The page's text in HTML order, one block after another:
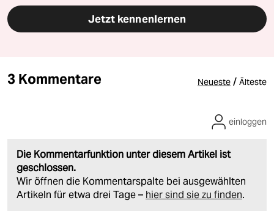
Jetzt kennenlernen
3 Kommentare Neueste / Älteste
Die Kommentarfunktion unter diesem Artikel ist
geschlossen.
Wir öffnen die Kommentarspalte bei ausgewählten
Artikeln für etwa drei Tage – hier sind sie zu finden.
einloggen